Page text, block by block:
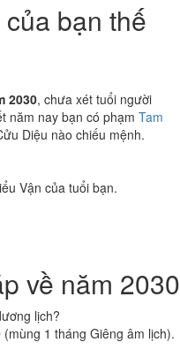
bạn thế
2030, chưa xét tuổi người
năm nay bạn có phạm Tam
Diệu nào chiếu mệnh.
Vận của tuổi bạn.
về năm 2030
lịch?
(mùng 1 tháng Giêng âm lịch).